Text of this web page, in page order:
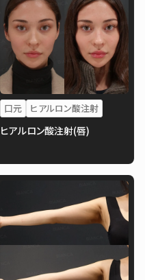
口元 ヒアルロン酸注射
ヒアルロン酸注射(唇)